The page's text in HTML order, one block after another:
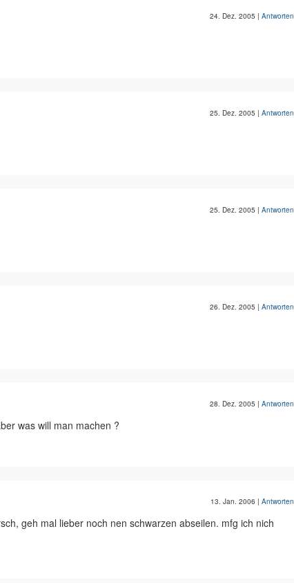
24. Dez. 2005 | Antworten
25. Dez. 2005 | Antworten
25. Dez. 2005 | Antworten
26. Dez. 2005 | Antworten
28. Dez. 2005 | Antworten
was will man machen ?
13. Jan. 2006 | Antworten
geh mal lieber noch nen schwarzen abseilen. mfg ich nich